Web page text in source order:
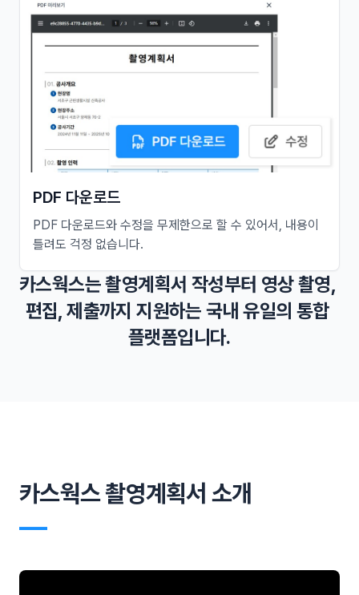
PDF 다운로드
PDF 다운로드와 수정을 무제한으로 할 수 있어서, 내용이
틀려도 걱정 없습니다.
카스웍스는 촬영계획서 작성부터 영상 촬영,
편집, 제출까지 지원하는 국내 유일의 통합
플랫폼입니다.
카스웍스 촬영계획서 소개
―